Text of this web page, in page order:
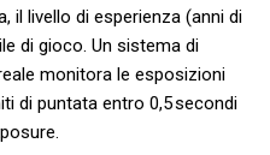
il livello di esperienza (anni di
di gioco. Un sistema di
monitora le esposizioni
di puntata entro 0,5 secondi